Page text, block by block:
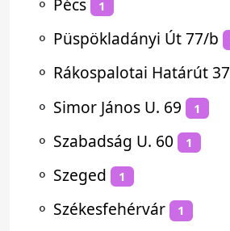
1
⚬ Püspökladányi Út 77/b
⚬ Rákospalotai Határút 37
⚬ Simor János U. 69 1
⚬ Szabadság U. 60 1
⚬ Szeged 1
⚬ Székesfehérvár 1